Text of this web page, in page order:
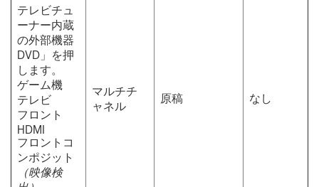
テレビチュ
ーナー内蔵
の外部機器
DVD」を押
します。
ゲーム機
テレビ
フロント
HDMI
フロントコ
ンポジット
（映像検
マルチチ
ャネル
原稿 なし